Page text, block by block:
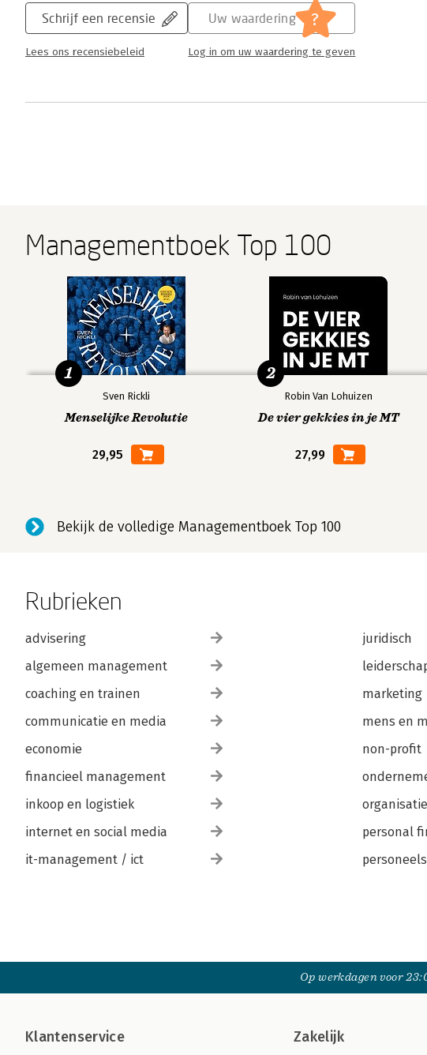
Schrijf een recensie
Lees ons recensiebeleid
Uw waardering ?
Log in om uw waardering te geven
Managementboek Top 100
Sven Rickli
Menselijke Revolutie
29,95
1
Robin Van Lohuizen
De vier gekkies in je MT
27,99
2
Bekijk de volledige Managementboek Top 100
Rubrieken
advisering
algemeen management
coaching en trainen
communicatie en media
economie
financieel management
inkoop en logistiek
internet en social media
it-management / ict
juridisch
marketing
mens en
non-profit
personal
Op werkdagen voor
Klantenservice Zakelijk